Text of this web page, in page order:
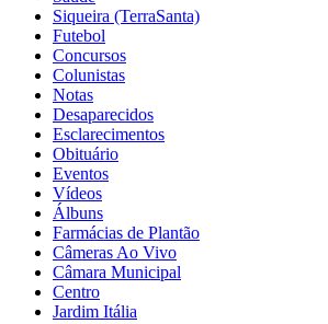
Siqueira (TerraSanta)
Futebol
Concursos
Colunistas
Notas
Desaparecidos
Esclarecimentos
Obituário
Eventos
Vídeos
Álbuns
Farmácias de Plantão
Câmeras Ao Vivo
Câmara Municipal
Centro
Jardim Itália